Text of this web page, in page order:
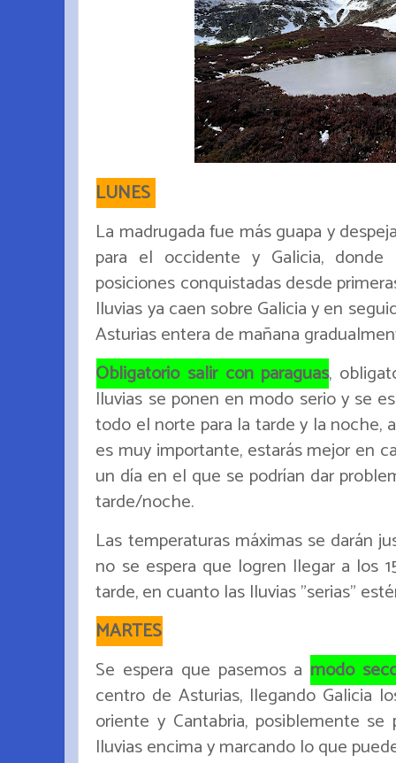
LUNES
La madrugada fue más guapa y
para el occidente y Galicia,
posiciones conquistadas desde
lluvias ya caen sobre Galicia y en
Asturias entera de mañana
Obligatorio salir con paraguas,
lluvias se ponen en modo serio y se
todo el norte para la tarde y la noche,
es muy importante, estarás mejor en
un día en el que se podrían dar
tarde/noche.
Las temperaturas máximas se darán
no se espera que logren llegar a los
tarde, en cuanto las lluvias "serias"
MARTES
Se espera que pasemos a modo
centro de Asturias, llegando Galicia
oriente y Cantabria, posiblemente
lluvias encima y marcando lo que